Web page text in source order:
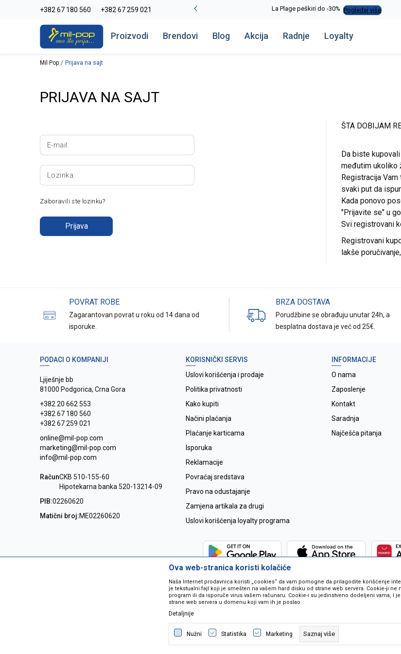
+382 67 180 560 +382 67 259 021
-20% na kompletan asortiman Pogledaj više La Plage peškiri do -30% Pogledaj više
Proizvodi Brendovi Blog Akcija Radnje Loyalty
Mil Pop Prijava na sajt
PRIJAVA NA SAJT
E-mail:
Lozinka:
Zaboravili ste lozinku?
Prijava
ŠTA DOBIJAM
Da biste
međutim ukoliko
Registracija
svaki put da
Kada ponovo
"Prijavite se" u
Svi registrovani
Registrovani
lakše
POVRAT ROBE
Zagarantovan povrat u roku od 14 dana od
isporuke.
BRZA DOSTAVA
Porudžbine se obrađuju unutar 24h, a
besplatna dostava je već od 25€.
PODACI O KOMPANIJI
Ljiješnje bb
81000 Podgorica, Crna Gora
+382 20 662 553
+382 67 180 560
+382 67 259 021
online@mil-pop.com
marketing@mil-pop.com
info@mil-pop.com
RačunCKB 510-155-60
Hipotekarna banka 520-13214-09
PIB:02260620
Matični broj:ME02260620
KORISNIČKI SERVIS
Uslovi korišćenja i prodaje
Politika privatnosti
Kako kupiti
Načini plaćanja
Plaćanje karticama
Isporuka
Reklamacije
Povraćaj sredstava
Pravo na odustajanje
Zamjena artikala za drugi
Uslovi korišćenja loyalty programa
INFORMACIJE
O nama
Zaposlenje
Kontakt
Saradnja
Najčešća pitanja
Nastojimo da budemo što precizniji u opisu proizvoda, prikazu slika i samih cijena ali ne možemo
grešaka. Svi artikli na sajtu su dio naše ponude i ne podrazumjeva se da su dostupni u svakom
pozivom na broj 067259021.
©2026www.mil-pop.com, IzradaNB SOFT. Sva prava
Ova web-stranica koristi kolačiće
Naša Internet prodavnica koristi „cookies“ da vam pomogne da prilagodite korišćenje
je tekstualni fajl koji je smešten na vašem hard disku od strane web servera. Cookie-ji
program ili da isporuče virus vašem računaru. Cookie-i su jedinstveno dodeljeni vama, i
strane web servera u domenu koji vam ih je poslao.
Detaljnije
Nužni Statistika Marketing Saznaj više